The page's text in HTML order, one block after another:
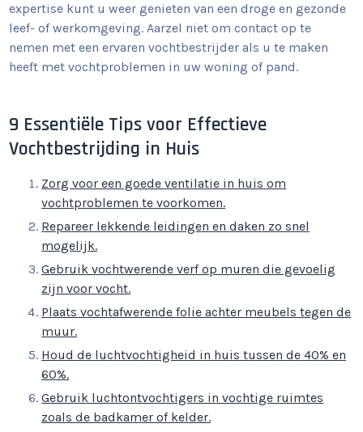
expertise kunt u weer genieten van een droge en gezonde
leef- of werkomgeving. Aarzel niet om contact op te
nemen met een ervaren vochtbestrijder als u te maken
heeft met vochtproblemen in uw woning of pand.
9 Essentiële Tips voor Effectieve
Vochtbestrijding in Huis
Zorg voor een goede ventilatie in huis om
vochtproblemen te voorkomen.
Repareer lekkende leidingen en daken zo snel
mogelijk.
Gebruik vochtwerende verf op muren die gevoelig
zijn voor vocht.
Plaats vochtafwerende folie achter meubels tegen de
muur.
Houd de luchtvochtigheid in huis tussen de 40% en
60%.
Gebruik luchtontvochtigers in vochtige ruimtes
zoals de badkamer of kelder.